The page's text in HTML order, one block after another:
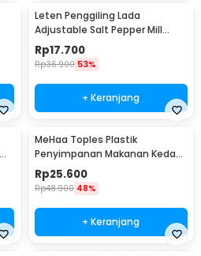
Leten Penggiling Lada
Adjustable Salt Pepper Mill
Grinder - 9179
Rp17.700
Rp36.900 53%
+ Keranjang
MeHaa Toples Plastik
Penyimpanan Makanan Kedap
Udara Storage Jar 1.8L - YF0086
Rp25.600
Rp48.900 48%
+ Keranjang